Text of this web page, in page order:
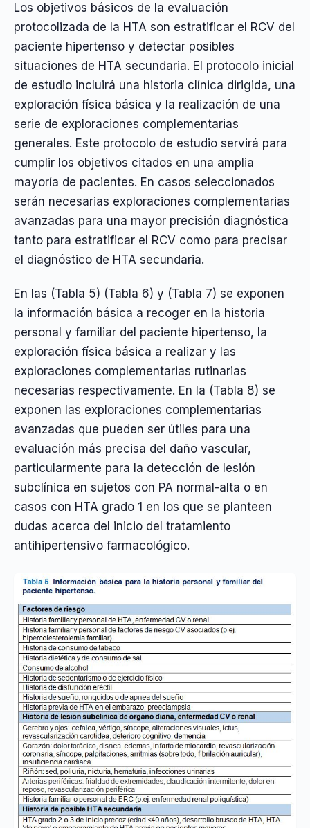
Los objetivos básicos de la evaluación
protocolizada de la HTA son estratificar el RCV del
paciente hipertenso y detectar posibles
situaciones de HTA secundaria. El protocolo inicial
de estudio incluirá una historia clínica dirigida, una
exploración física básica y la realización de una
serie de exploraciones complementarias
generales. Este protocolo de estudio servirá para
cumplir los objetivos citados en una amplia
mayoría de pacientes. En casos seleccionados
serán necesarias exploraciones complementarias
avanzadas para una mayor precisión diagnóstica
tanto para estratificar el RCV como para precisar
el diagnóstico de HTA secundaria.
En las (Tabla 5) (Tabla 6) y (Tabla 7) se exponen
la información básica a recoger en la historia
personal y familiar del paciente hipertenso, la
exploración física básica a realizar y las
exploraciones complementarias rutinarias
necesarias respectivamente. En la (Tabla 8) se
exponen las exploraciones complementarias
avanzadas que pueden ser útiles para una
evaluación más precisa del daño vascular,
particularmente para la detección de lesión
subclínica en sujetos con PA normal-alta o en
casos con HTA grado 1 en los que se planteen
dudas acerca del inicio del tratamiento
antihipertensivo farmacológico.